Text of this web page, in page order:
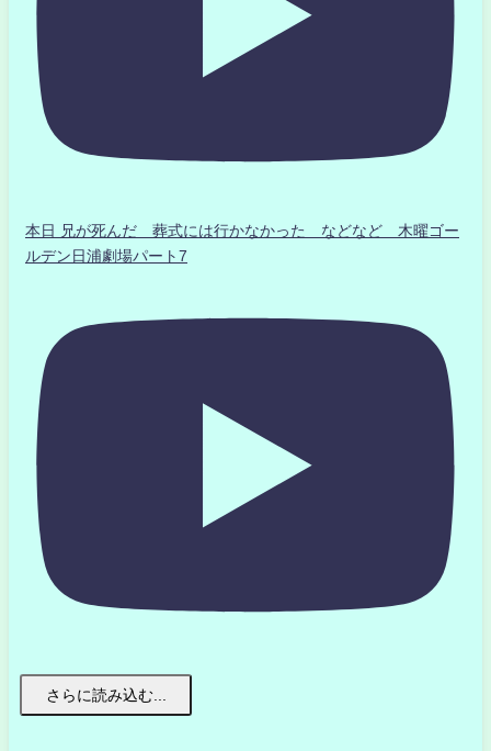
本日 兄が死んだ 葬式には行かなかった などなど 木曜ゴー
ルデン日浦劇場パート7
さらに読み込む...